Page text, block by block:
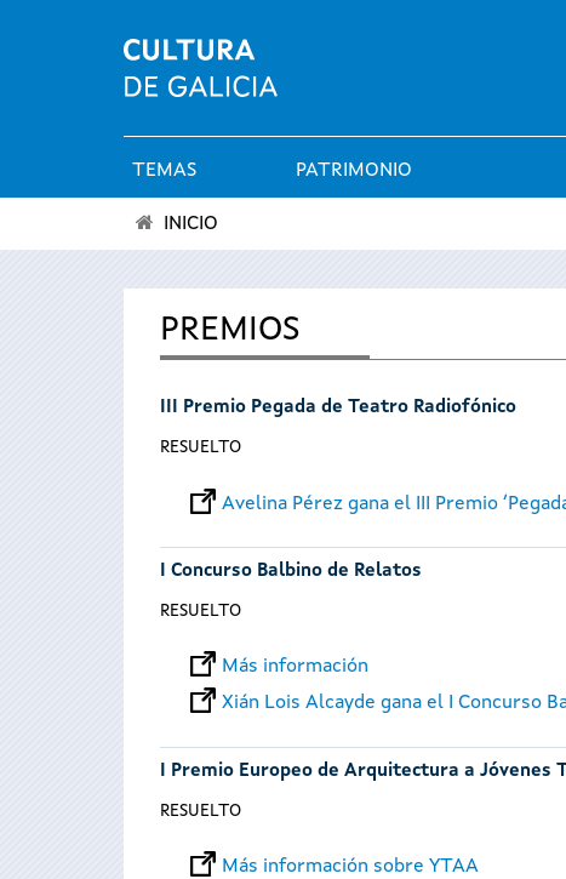
Menú
principal
TEMAS PATRIMONIO
encuentra
aquí
INICIO
PREMIOS
III Premio Pegada de Teatro Radiofónico
RESUELTO
Avelina Pérez gana el III Premio
I Concurso Balbino de Relatos
RESUELTO
Más información
Xián Lois Alcayde gana el I Concurso
I Premio Europeo de Arquitectura a Jóvenes
RESUELTO
Más información sobre YTAA